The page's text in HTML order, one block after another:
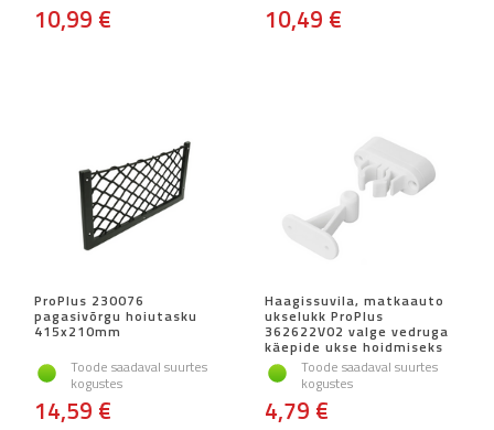
10,99 € 10,49 €
ProPlus 230076
pagasivõrgu hoiutasku
415x210mm
Toode saadaval suurtes
kogustes
14,59 €
Haagissuvila, matkaauto
ukselukk ProPlus
362622V02 valge vedruga
käepide ukse hoidmiseks
Toode saadaval suurtes
kogustes
4,79 €